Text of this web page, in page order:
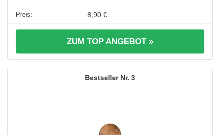
8,90 €
ZUM TOP ANGEBOT »
3